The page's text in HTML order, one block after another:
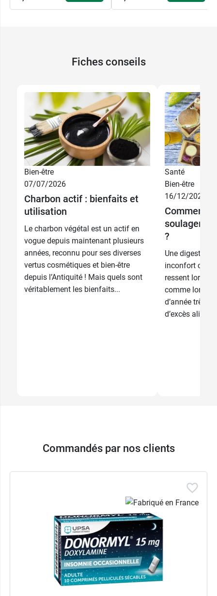
6,49 €
8,99 €
Fiches conseils
Bien-être
07/07/2026
Charbon actif : bienfaits et
utilisation
Le charbon végétal est un actif en
vogue depuis maintenant plusieurs
années, reconnu pour ses diverses
vertus cosmétiques et bien-être
depuis l’Antiquité ! Mais quels sont
véritablement les bienfaits...
Santé
Bien-être
16/12/2025
Comment
soulager la
?
Une digestion
inconfort
ressent lors
comme lors
d’année très
d’excès
Commandés par nos clients